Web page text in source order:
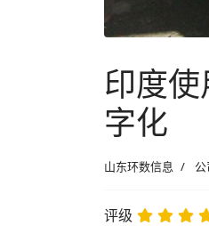
印度
字化
山东环数信息
评级